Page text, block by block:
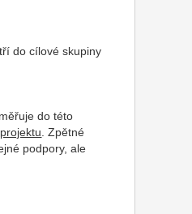
do cílové skupiny
do této
. Zpětné
podpory, ale